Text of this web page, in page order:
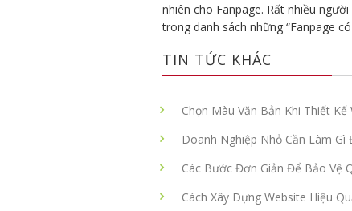
nhiên cho Fanpage. Rất nhiều
trong danh sách những “Fanpage
TIN TỨC KHÁC
Chọn Màu Văn Bản Khi Thiết
Doanh Nghiệp Nhỏ Cần Làm
Các Bước Đơn Giản Để Bảo Vệ
Cách Xây Dựng Website Hiệu